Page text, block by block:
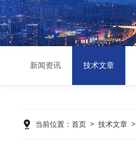
新闻资讯 技术文章
当前位置： 首页 > 技术文章 >